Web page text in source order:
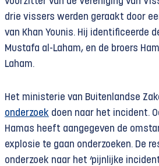
drie vissers werden geraakt door
van Khan Younis. Hij identificeerde
Mustafa al-Laham, en de broers
Laham.
Het ministerie van Buitenlandse
onderzoek doen naar het incident.
Hamas heeft aangegeven de
explosie te gaan onderzoeken. De
onderzoek naar het ‘pijnlijke